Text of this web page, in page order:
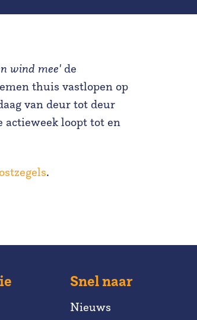
wind mee' de
thuis vastlopen op
van deur tot deur
actieweek loopt tot en
.
Snel naar
Nieuws